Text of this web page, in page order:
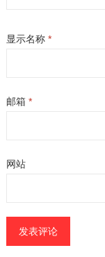
显示名称 *
邮箱 *
网站